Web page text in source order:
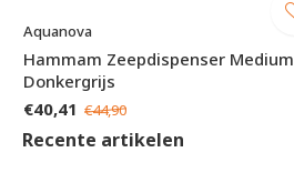
Aquanova
Hammam Zeepdispenser Medium
Donkergrijs
€40,41 €44,90
Recente artikelen